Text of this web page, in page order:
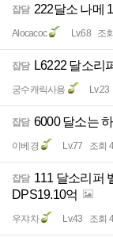
잡담 222달소 나메
Alocacoc Lv.68 조
잡담 L6222 달소리
궁수캐릭사용 Lv.23
잡담 6000 달소는
이베경 Lv.77 조회
잡담 111 달소리퍼
DPS19.10억
우쟈차 Lv.43 조회